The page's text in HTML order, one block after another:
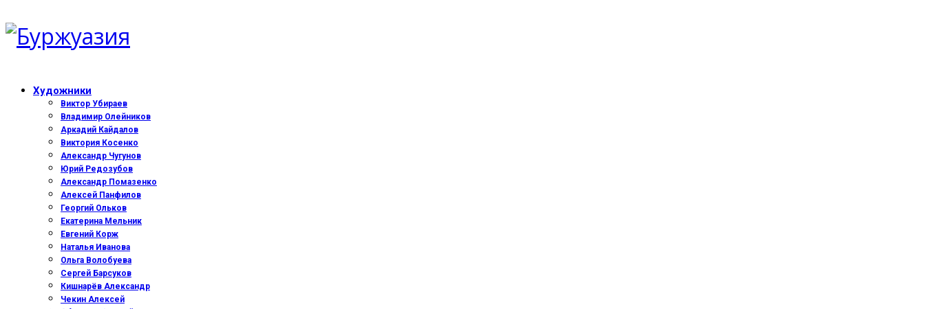
Художники
Виктор Убираев
Владимир Олейников
Аркадий Кайдалов
Виктория Косенко
Александр Чугунов
Юрий Редозубов
Александр Помазенко
Алексей Панфилов
Георгий Ольков
Екатерина Мельник
Евгений Корж
Наталья Иванова
Ольга Волобуева
Сергей Барсуков
Кишнарёв Александр
Чекин Алексей